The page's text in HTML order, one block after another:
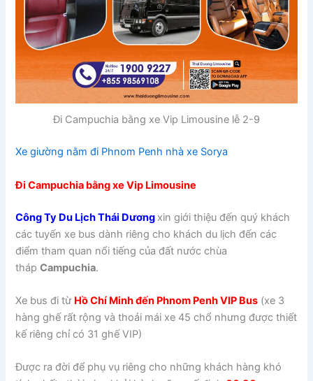
Đi Campuchia bằng xe Vip Limousine lễ 2-9
Xe giường nằm đi Phnom Penh nhà xe Sorya
Đi Campuchia bằng xe Vip Limousine
Công Ty Du LịchThái Dương xin giới thiệu đến quý khách
các tuyến xe bus dành riêng cho khách du lịch đến các
điểm tham quan nổi tiếng của đất nước chùa
thápCampuchia.
Xe bus đi từ Hồ Chí Minh đến Phnom Penh VIP Bus (xe 3
hàng ghế rất rộng và thoải mái xe 45 chổ nhưng được thiết
kế riêng chỉ có 31 ghế VIP)
Được ra đời để phụ vụ riêng cho những khách hàng khó